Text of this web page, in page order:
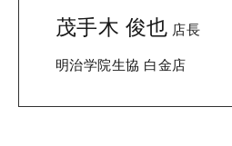
茂手木 俊也 店長
明治学院生協 白金店